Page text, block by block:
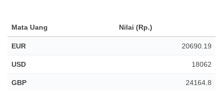
Mata Uang Nilai (Rp.)
EUR 20690.19
USD 18062
GBP 24164.8